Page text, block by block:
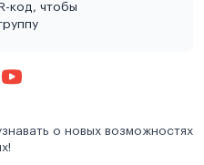
код, чтобы
о новых возможностях